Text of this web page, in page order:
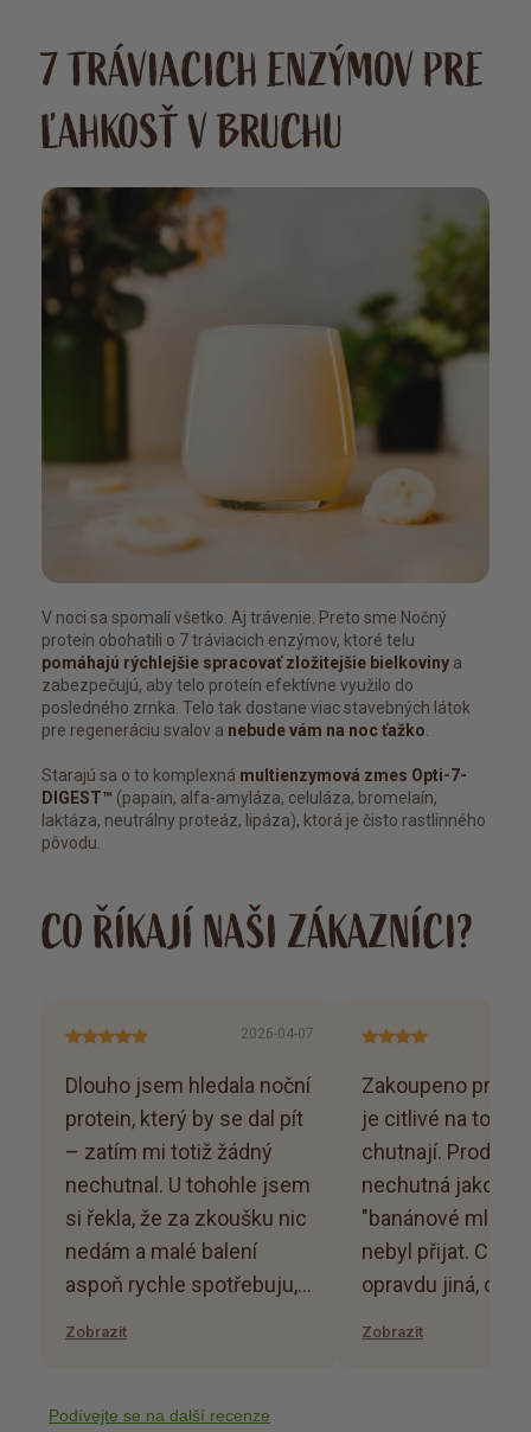
7 TRÁVIACICH ENZÝMOV PRE
ĽAHKOSŤ V BRUCHU
V noci sa spomalí všetko. Aj trávenie. Preto sme Nočný
proteín obohatili o 7 tráviacich enzýmov, ktoré telu
pomáhajú rýchlejšie spracovať zložitejšie bielkoviny a
zabezpečujú, aby telo proteín efektívne využilo do
posledného zrnka. Telo tak dostane viac stavebných látok
pre regeneráciu svalov a nebude vám na noc ťažko.
Starajú sa o to komplexná multienzymová zmes Opti-7-
DIGEST™ (papain, alfa-amyláza, celuláza, bromelaín,
laktáza, neutrálny proteáz, lipáza), ktorá je čisto rastlinného
pôvodu.
CO ŘÍKAJÍ NAŠI ZÁKAZNÍCI?
2026-04-07
Dlouho jsem hledala noční
protein, který by se dal pít
– zatím mi totiž žádný
nechutnal. U tohohle jsem
si řekla, že za zkoušku nic
nedám a malé balení
aspoň rychle spotřebuju, i
nemá žádnou pachuť, a
Zobrazit
Zakoupeno pro
je citlivé na to,
chutnají. Produkt
nechutná jako
"banánové
nebyl přijat. Chuť
opravdu jiná,
Zobrazit
Podívejte se na další recenze